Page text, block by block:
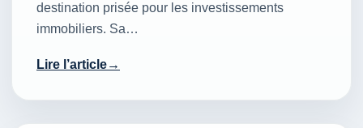
destination prisée pour les investissements
immobiliers. Sa…
Lire l’article